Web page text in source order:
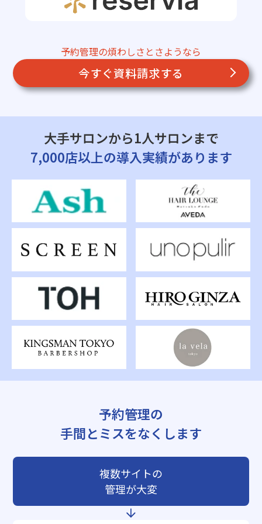
予約管理の煩わしさとさようなら
今すぐ資料請求する
大手サロンから1人サロンまで
7,000店以上の導入実績があります
予約管理の
手間とミスをなくします
複数サイトの
管理が大変